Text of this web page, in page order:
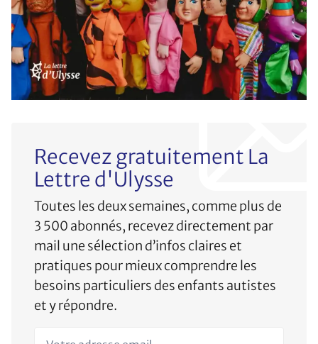
Recevez gratuitement La
Lettre d'Ulysse
Toutes les deux semaines, comme plus de
3 500 abonnés, recevez directement par
mail une sélection d’infos claires et
pratiques pour mieux comprendre les
besoins particuliers des enfants autistes
et y répondre.
Votre adresse email